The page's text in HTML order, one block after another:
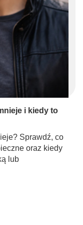
i kiedy to
Sprawdź, co
oraz kiedy
lub